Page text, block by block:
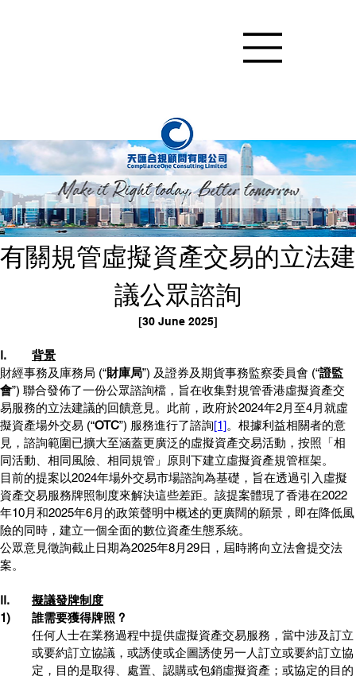
有關規管虛擬資產交易的立法建
議公眾諮詢
[30 June 2025]
背景
財經事務及庫務局 (“財庫局”) 及證券及期貨事務監察委員會 (“證監
會”) 聯合發佈了一份公眾諮詢檔，旨在收集對規管香港虛擬資產交
易服務的立法建議的回饋意見。此前，政府於2024年2月至4月就虛
擬資產場外交易 (“OTC”) 服務進行了諮詢[1]。根據利益相關者的意
見，諮詢範圍已擴大至涵蓋更廣泛的虛擬資產交易活動，按照「相
同活動、相同風險、相同規管」原則下建立虛擬資產規管框架。
目前的提案以2024年場外交易市場諮詢為基礎，旨在透過引入虛擬
資產交易服務牌照制度來解決這些差距。該提案體現了香港在2022
年10月和2025年6月的政策聲明中概述的更廣闊的願景，即在降低風
險的同時，建立一個全面的數位資產生態系統。
公眾意見徵詢截止日期為2025年8月29日，屆時將向立法會提交法
案。
擬議發牌制度
1)	誰需要獲得牌照 ?
任何人士在業務過程中提供虛擬資產交易服務，當中涉及訂立
或要約訂立協議，或誘使或企圖誘使另一人訂立或要約訂立協
定，目的是取得、處置、認購或包銷虛擬資產；或協定的目的